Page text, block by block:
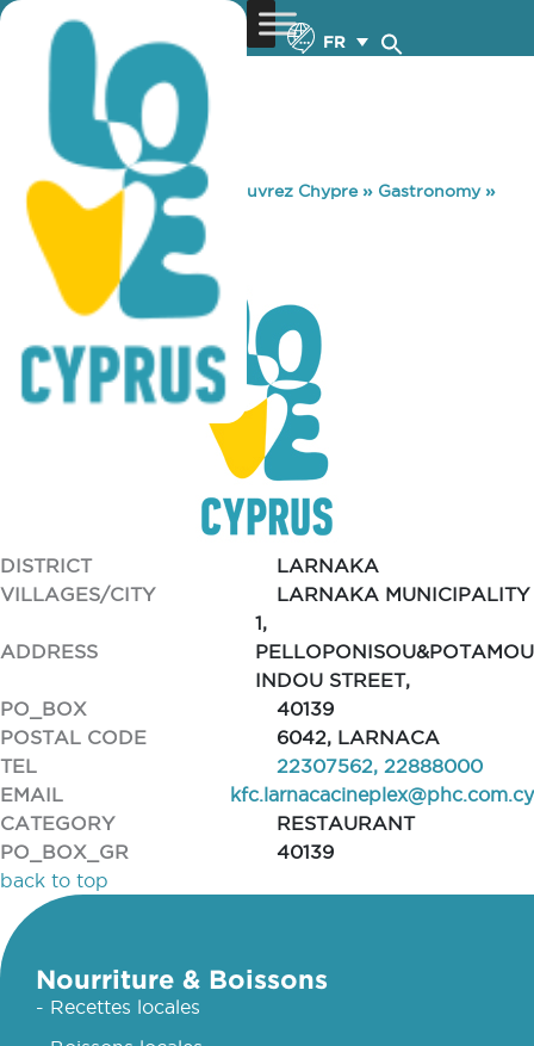
FR
You are here: Home »Découvrez Chypre» Gastronomy»
KFC CINEPLEX
KFC CINEPLEX
DISTRICT
LARNAKA
VILLAGES/CITY
LARNAKA MUNICIPALITY
ADDRESS
1,
PELLOPONISOU&POTAMOU
INDOU STREET,
PO_BOX
40139
POSTAL CODE
6042, LARNACA
TEL
22307562, 22888000
EMAIL
kfc.larnacacineplex@phc.com.cy
CATEGORY
RESTAURANT
PO_BOX_GR
40139
back to top
Nourriture & Boissons
- Recettes locales